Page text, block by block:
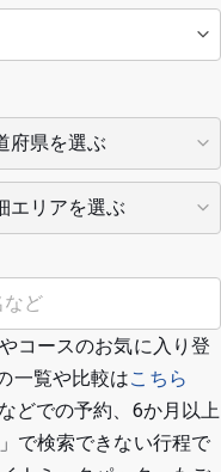
コースのお気に入り登
一覧や比較はこちら
どでの予約、6か月以上
で検索できない行程で